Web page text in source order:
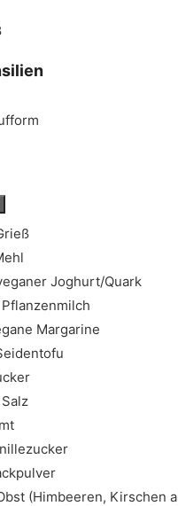
Joghurt/Quark
Pflanzenmilch
Margarine
Salz
(Himbeeren, Kirschen